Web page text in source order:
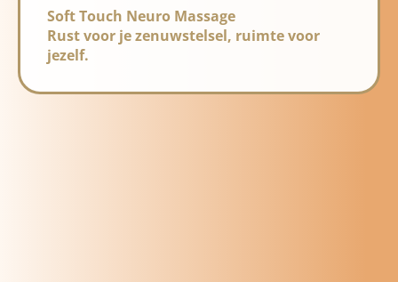
Soft Touch Neuro Massage
Rust voor je zenuwstelsel, ruimte voor
jezelf.